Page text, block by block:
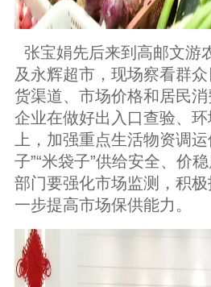
张宝娟先后来到高邮文游
及永辉超市，现场察看群
货渠道、市场价格和居民
企业在做好出入口查验、
上，加强重点生活物资调
子”“米袋子”供给安全、价
部门要强化市场监测，积
一步提高市场保供能力。